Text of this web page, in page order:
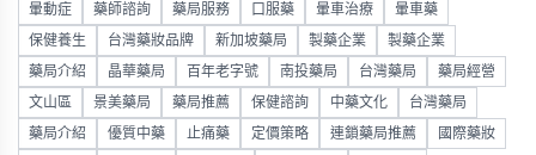
暈動症 藥師諮詢 藥局服務 口服藥 暈車治療 暈車藥
保健養生 台灣藥妝品牌 新加坡藥局 製藥企業 製藥企業
藥局介紹 晶華藥局 百年老字號 南投藥局 台灣藥局 藥局經營
文山區 景美藥局 藥局推薦 保健諮詢 中藥文化 台灣藥局
藥局介紹 優質中藥 止痛藥 定價策略 連鎖藥局推薦 國際藥妝